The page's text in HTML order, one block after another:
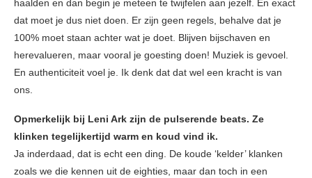
haalden en dan begin je meteen te twijfelen aan jezelf. En exact
dat moet je dus niet doen. Er zijn geen regels, behalve dat je
100% moet staan achter wat je doet. Blijven bijschaven en
herevalueren, maar vooral je goesting doen! Muziek is gevoel.
En authenticiteit voel je. Ik denk dat dat wel een kracht is van
ons.
Opmerkelijk bij Leni Ark zijn de pulserende beats. Ze
klinken tegelijkertijd warm en koud vind ik.
Ja inderdaad, dat is echt een ding. De koude ‘kelder’ klanken
zoals we die kennen uit de eighties, maar dan toch in een